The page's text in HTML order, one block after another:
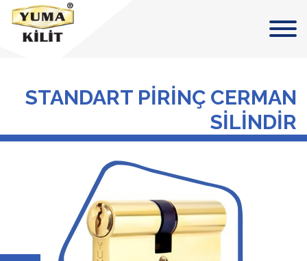
STANDART PİRİNÇ CERMAN
SİLİNDİR